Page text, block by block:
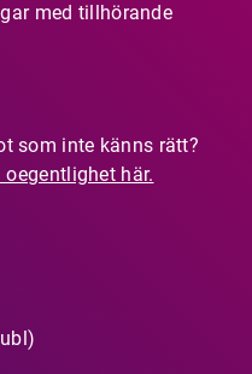
med tillhörande
som inte känns rätt?
här.